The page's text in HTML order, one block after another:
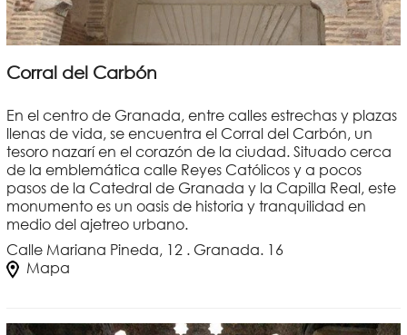
Corral del Carbón
En el centro de Granada, entre calles estrechas y plazas
llenas de vida, se encuentra el Corral del Carbón, un
tesoro nazarí en el corazón de la ciudad. Situado cerca
de la emblemática calle Reyes Católicos y a pocos
pasos de la Catedral de Granada y la Capilla Real, este
monumento es un oasis de historia y tranquilidad en
medio del ajetreo urbano.
Calle Mariana Pineda, 12 . Granada. 16
Mapa